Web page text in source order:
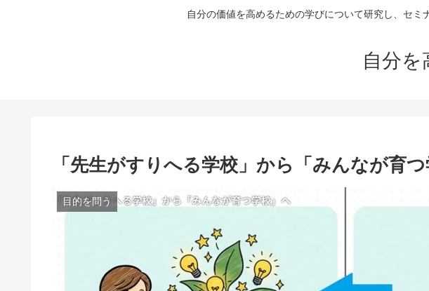
自分の価値を高めるための学びについて研究し、セミ
自分
「先生がすりへる学校」から「みんなが育
目的を問う